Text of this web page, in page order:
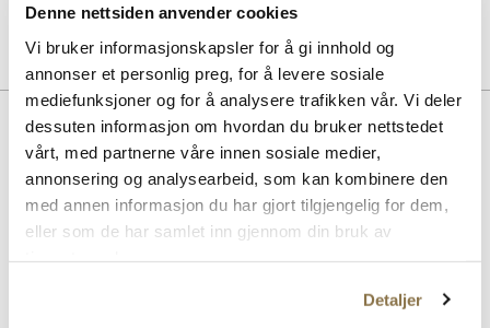
Denne nettsiden anvender cookies
Vi bruker informasjonskapsler for å gi innhold og
annonser et personlig preg, for å levere sosiale
mediefunksjoner og for å analysere trafikken vår. Vi deler
dessuten informasjon om hvordan du bruker nettstedet
vårt, med partnerne våre innen sosiale medier,
annonsering og analysearbeid, som kan kombinere den
med annen informasjon du har gjort tilgjengelig for dem,
eller som de har samlet inn gjennom din bruk av
Detaljer
Hjemlevering 3-7 dager
BESKRIVELSE
VL Court 3.0 er en tidløs og retro sneaker fra adidas. Modellen er
tydelig inspirert av den populære modellen Samba fra samme
merke. En klassisk, kul og anerkjent silhuett med 3-Stripes og
vulkanisert yttersåle i gummi.